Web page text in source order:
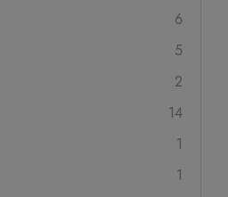
6
5
2
14
1
1